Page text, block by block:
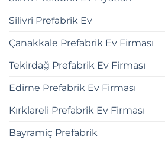
Silivri Prefabrik Ev
Çanakkale Prefabrik Ev Firması
Tekirdağ Prefabrik Ev Firması
Edirne Prefabrik Ev Firması
Kırklareli Prefabrik Ev Firması
Bayramiç Prefabrik